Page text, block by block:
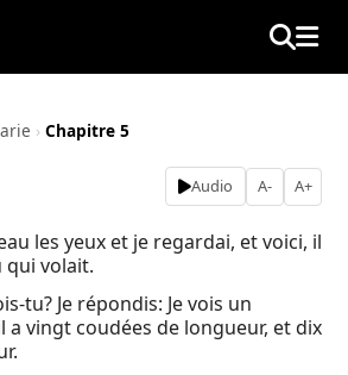
› Chapitre 5
Audio A- A+
les yeux et je regardai, et voici, il
qui volait.
tu? Je répondis: Je vois un
a vingt coudées de longueur, et dix